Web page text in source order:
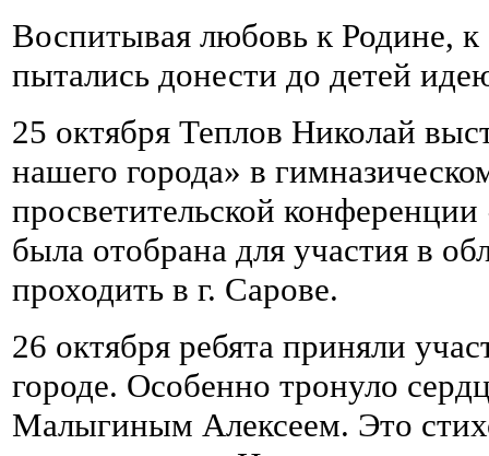
Воспитывая любовь к Родине,
пытались донести до детей
25 октября Теплов Николай
нашего города» в
просветительской
была отобрана для участия в
проходить в г. Сарове.
26 октября ребята приняли
городе. Особенно тронуло
Малыгиным Алексеем. Это